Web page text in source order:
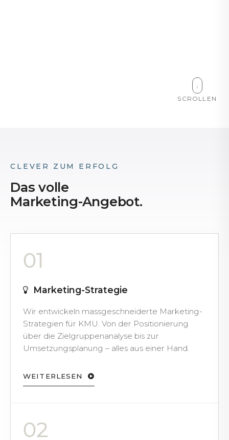
SCROLLEN
CLEVER ZUM ERFOLG
Das volle
Marketing-Angebot.
01
Marketing-Strategie
Wir entwickeln massgeschneiderte Marketing-
Strategien für KMU. Von der Positionierung
über die Zielgruppenanalyse bis zur
Umsetzungsplanung – alles aus einer Hand.
WEITERLESEN
02